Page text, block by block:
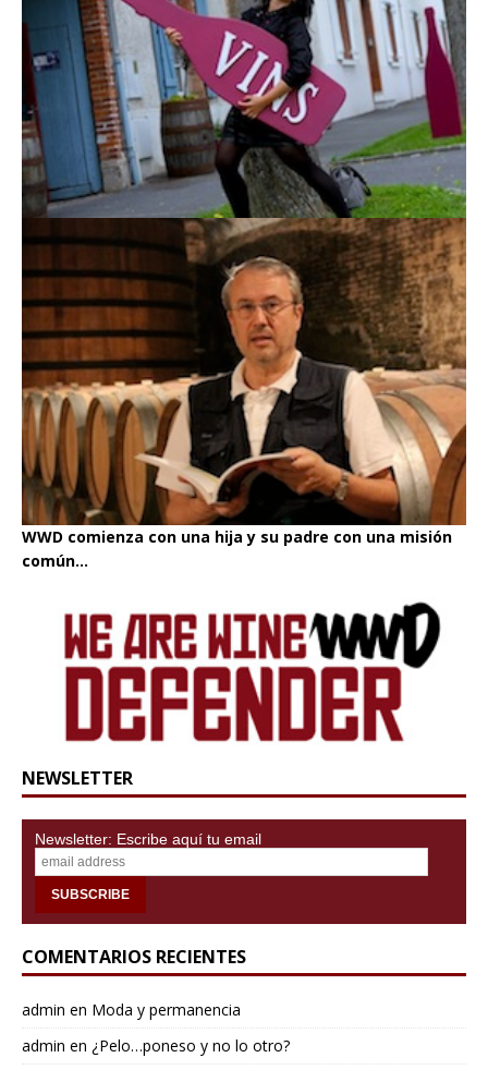
WWD comienza con una hija y su padre con una misión
común...
NEWSLETTER
Newsletter: Escribe aquí tu email
COMENTARIOS RECIENTES
admin en Moda y permanencia
admin en ¿Pelo…poneso y no lo otro?